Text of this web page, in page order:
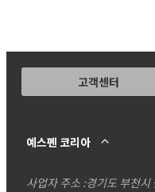
고객센터
예스펜 코리아
사업자 주소 :경기도 부천시